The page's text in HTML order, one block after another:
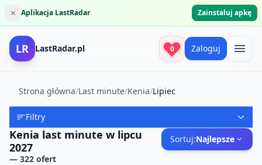
× Aplikacja LastRadar Zainstaluj apkę
LR LastRadar.pl 0 Zaloguj
Strona główna/Last minute/Kenia/Lipiec
Filtry
Kenia last minute w lipcu
2027
— 322 ofert
Sortuj:Najlepsze